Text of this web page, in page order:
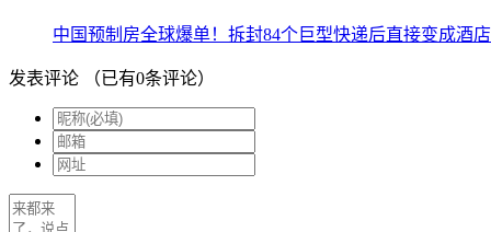
中国预制房全球爆单！拆封84个巨型快递后直接变成酒店
发表评论 （已有0条评论）